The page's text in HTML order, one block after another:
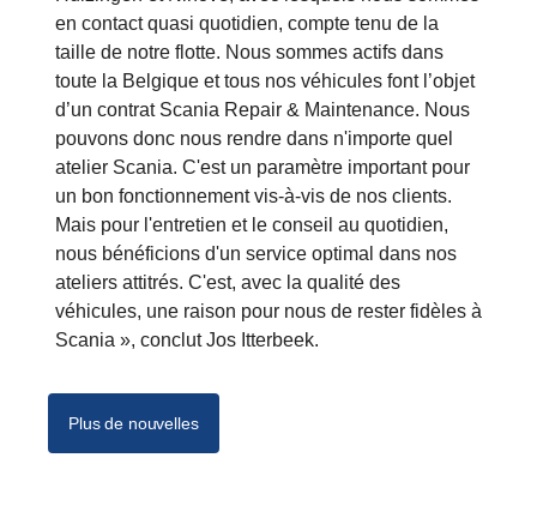
en contact quasi quotidien, compte tenu de la
taille de notre flotte. Nous sommes actifs dans
toute la Belgique et tous nos véhicules font l’objet
d’un contrat Scania Repair & Maintenance. Nous
pouvons donc nous rendre dans n'importe quel
atelier Scania. C'est un paramètre important pour
un bon fonctionnement vis-à-vis de nos clients.
Mais pour l'entretien et le conseil au quotidien,
nous bénéficions d'un service optimal dans nos
ateliers attitrés. C'est, avec la qualité des
véhicules, une raison pour nous de rester fidèles à
Scania », conclut Jos Itterbeek.
Plus de nouvelles